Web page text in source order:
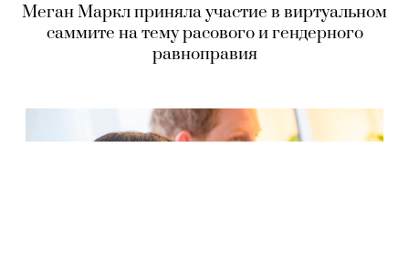
Меган Маркл приняла участие в виртуальном
саммите на тему расового и гендерного
равноправия